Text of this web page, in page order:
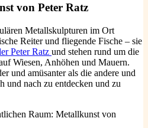
von Peter Ratz
Metallskulpturen im Ort
Reiter und fliegende Fische – sie
Peter Ratz und stehen rund um die
Wiesen, Anhöhen und Mauern.
und amüsanter als die andere und
und nach zu entdecken und zu